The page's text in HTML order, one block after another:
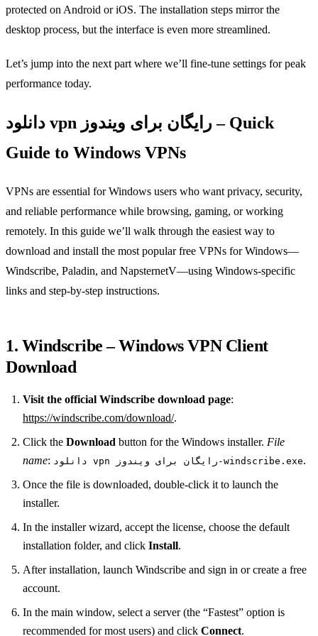
protected on Android or iOS. The installation steps mirror the
desktop process, but the interface is even more streamlined.
Let’s jump into the next part where we’ll fine‑tune settings for peak
performance today.
دانلود vpn رایگان برای ویندوز – Quick
Guide to Windows VPNs
VPNs are essential for Windows users who want privacy, security,
and reliable performance while browsing, gaming, or working
remotely. In this guide we’ll walk through the easiest way to
download and install the most popular free VPNs for Windows—
Windscribe, Paladin, and NapsternetV—using Windows‑specific
links and step‑by‑step instructions.
1. Windscribe – Windows VPN Client
Download
Visit the official Windscribe download page:
https://windscribe.com/download/.
Click the Download button for the Windows installer. File
name: دانلود vpn رایگان برای ویندوز-windscribe.exe.
Once the file is downloaded, double‑click it to launch the
installer.
In the installer wizard, accept the license, choose the default
installation folder, and click Install.
After installation, launch Windscribe and sign in or create a free
account.
In the main window, select a server (the “Fastest” option is
recommended for most users) and click Connect.